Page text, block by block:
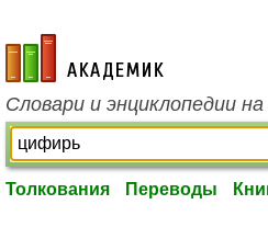
academic.ru
Словари и энциклопедии
Толкования Переводы